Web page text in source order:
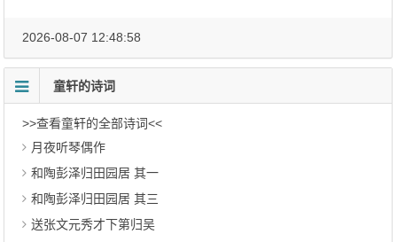
2026-08-07 12:48:58
童轩的诗词
>>查看童轩的全部诗词<<
月夜听琴偶作
和陶彭泽归田园居 其一
和陶彭泽归田园居 其三
送张文元秀才下第归吴